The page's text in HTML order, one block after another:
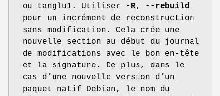
ou tanglu1. Utiliser
-R,
--rebuild
pour un incrément de reconstruction
sans modification. Cela crée une
nouvelle section au début du journal
de modifications avec le bon en-tête
et la signature. De plus, dans le
cas d’une nouvelle version d’un
paquet natif Debian, le nom du